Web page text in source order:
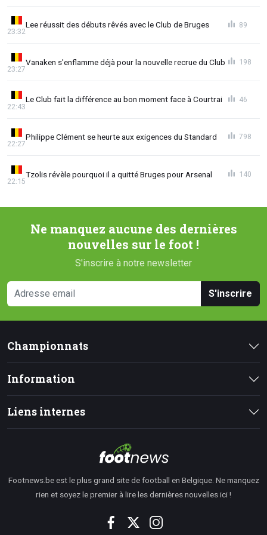
Lee réussit des débuts rêvés avec le Club de Bruges
23:32
89
Vanaken s'enflamme déjà pour la nouvelle recrue du Club
23:27
198
Le Club fait la différence au bon moment face à Courtrai
22:43
46
Philippe Clément se heurte aux exigences du Standard
22:27
798
Tzolis révèle pourquoi il a quitté Bruges pour Arsenal
22:15
140
Ne manquez aucune des dernières
nouvelles sur le foot !
S'inscrire à notre newsletter
S'inscrire
Championnats
Information
Liens internes
Footnews.be est le plus grand site de football en Belgique. Ne manquez
rien et soyez le premier à lire les dernières nouvelles ici !